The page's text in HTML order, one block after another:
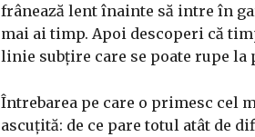
frânează lent înainte să intre în
mai ai timp. Apoi descoperi că
linie subțire care se poate rupe la
Întrebarea pe care o primesc cel
ascuțită: de ce pare totul atât de